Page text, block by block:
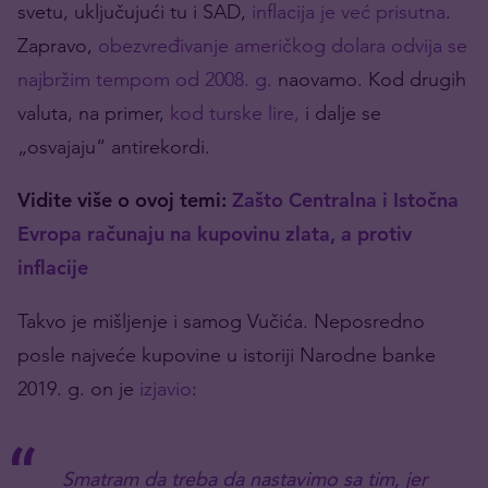
svetu, uključujući tu i SAD, inflacija je već prisutna.
Zapravo, obezvređivanje američkog dolara odvija se
najbržim tempom od 2008. g. naovamo. Kod drugih
valuta, na primer, kod turske lire, i dalje se
„osvajaju“ antirekordi.
Vidite više o ovoj temi: Zašto Centralna i Istočna
Evropa računaju na kupovinu zlata, a protiv
inflacije
Takvo je mišljenje i samog Vučića. Neposredno
posle najveće kupovine u istoriji Narodne banke
2019. g. on je izjavio:
Smatram da treba da nastavimo sa tim, jer